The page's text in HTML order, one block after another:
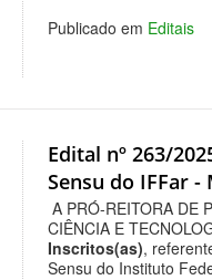
Publicado em Editais
Edital nº 263/
Sensu do IFFar
A PRÓ-REITORA DE
CIÊNCIA E
Inscritos(as),
Sensu do Instituto